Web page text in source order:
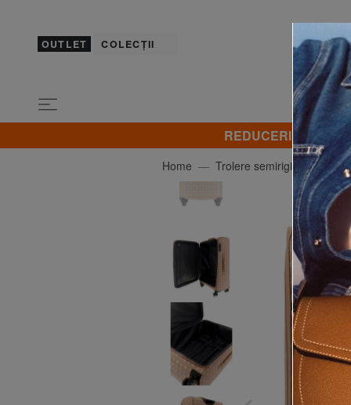
OUTLET COLECȚII
REDUCERI!
Home Trolere semirigide